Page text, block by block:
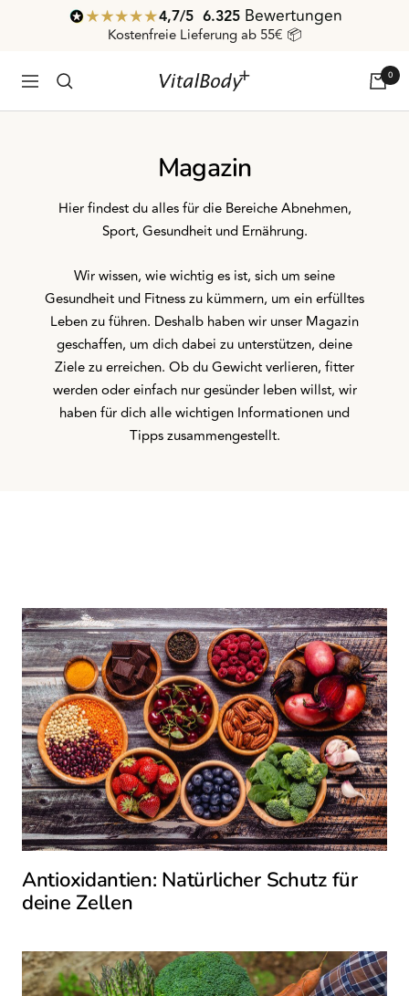
4,7/ 5 6.325 Bewertungen
Kostenfreie Lieferung ab 55€ 📦
Navigation VitalBodyPLUS.de 0
Magazin
Hier findest du alles für die Bereiche Abnehmen,
Sport, Gesundheit und Ernährung.
Wir wissen, wie wichtig es ist, sich um seine
Gesundheit und Fitness zu kümmern, um ein erfülltes
Leben zu führen. Deshalb haben wir unser Magazin
geschaffen, um dich dabei zu unterstützen, deine
Ziele zu erreichen. Ob du Gewicht verlieren, fitter
werden oder einfach nur gesünder leben willst, wir
haben für dich alle wichtigen Informationen und
Tipps zusammengestellt.
Antioxidantien: Natürlicher Schutz für
deine Zellen